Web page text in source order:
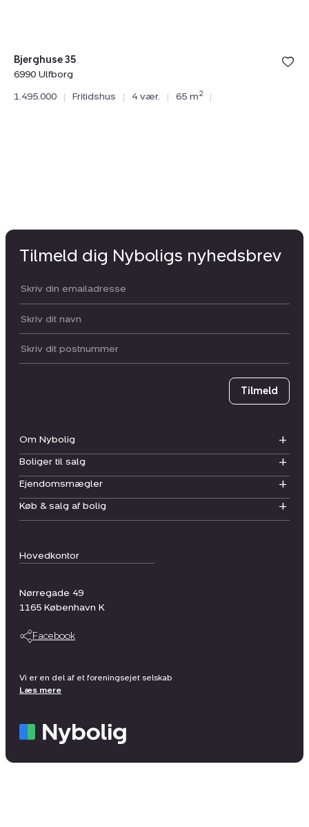
Bjerghuse 35
6990 Ulfborg
1.495.000
| Fritidshus | 4 vær. | 65 m2 |
Hovedkontor
Nørregade 49
1165 København K
Facebook
Om Nybolig
Boliger til salg
Ejendomsmægler
Køb & salg af bolig
Tilmeld dig Nyboligs nyhedsbrev
Din email:
Dit navn:
Postnummer
Tilmeld
Vi er en del af et foreningsejet selskab
Læs mere